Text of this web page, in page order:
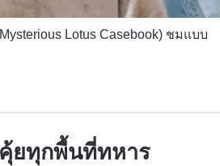
Lotus Casebook) ชมแบบ
ยทุกพื้นที่ทหาร